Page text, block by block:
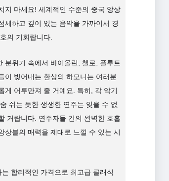
지 마세요! 세계적인 수준의 중국 앙상
세하고 깊이 있는 음악을 가까이서 경
의 기회랍니다.
분위기 속에서 바이올린, 첼로, 플루트
이 빚어내는 환상의 하모니는 여러분
게 어루만져 줄 거예요. 특히, 각 악기
쉬는 듯한 생생한 연주는 잊을 수 없
거랍니다. 연주자들 간의 완벽한 호흡
상블의 매력을 제대로 느낄 수 있는 시
합리적인 가격으로 최고급 클래식